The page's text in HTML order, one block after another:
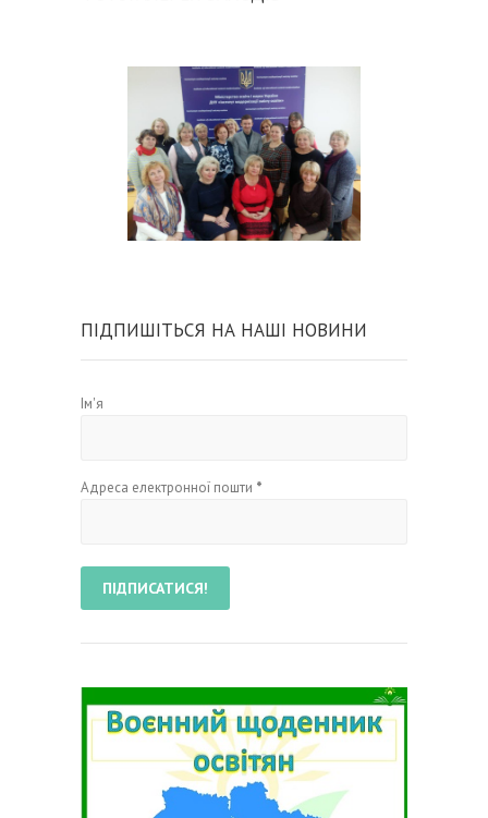
ПІДПИШІТЬСЯ НА НАШІ НОВИНИ
Ім'я
Адреса електронної пошти *